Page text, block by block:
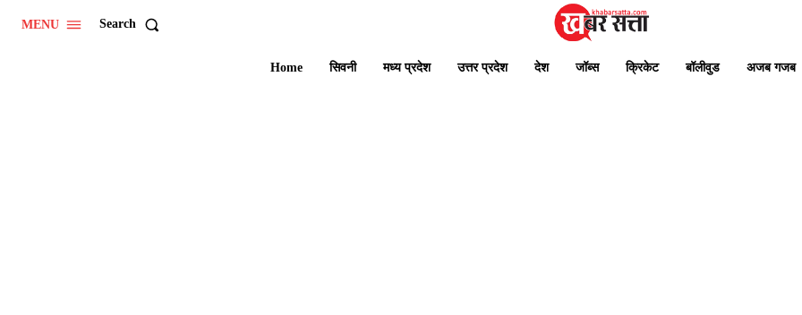
MENU Search
Home सिवनी मध्य प्रदेश उत्तर प्रदेश देश जॉब्स क्रिकेट बॉलीवुड अजब गजब